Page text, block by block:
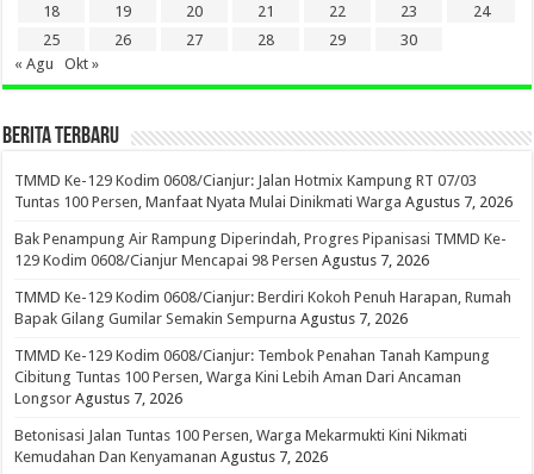
18
19 20 21 22 23
24
25
26 27 28 29
30
« Agu
Okt »
BERITA TERBARU
TMMD Ke-129 Kodim 0608/Cianjur: Jalan Hotmix Kampung RT 07/03
Tuntas 100 Persen, Manfaat Nyata Mulai Dinikmati Warga Agustus 7, 2026
Bak Penampung Air Rampung Diperindah, Progres Pipanisasi TMMD Ke-
129 Kodim 0608/Cianjur Mencapai 98 Persen Agustus 7, 2026
TMMD Ke-129 Kodim 0608/Cianjur: Berdiri Kokoh Penuh Harapan, Rumah
Bapak Gilang Gumilar Semakin Sempurna Agustus 7, 2026
TMMD Ke-129 Kodim 0608/Cianjur: Tembok Penahan Tanah Kampung
Cibitung Tuntas 100 Persen, Warga Kini Lebih Aman Dari Ancaman
Longsor Agustus 7, 2026
Betonisasi Jalan Tuntas 100 Persen, Warga Mekarmukti Kini Nikmati
Kemudahan Dan Kenyamanan Agustus 7, 2026